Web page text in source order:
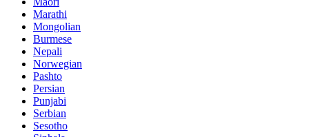
Marathi
Mongolian
Burmese
Nepali
Norwegian
Pashto
Persian
Punjabi
Serbian
Sesotho